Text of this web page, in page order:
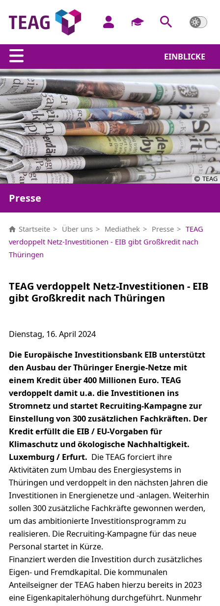
EINBLICKE
TEAG
Presse
Startseite Über uns Mediathek Presse
TEAG
verdoppelt Netz-Investitionen - EIB gibt Großkredit nach
Thüringen
TEAG verdoppelt Netz-Investitionen - EIB
gibt Großkredit nach Thüringen
Dienstag, 16. April 2024
Die Europäische Investitionsbank EIB unterstützt
den Ausbau der Thüringer Energie-Netze mit
einem Kredit über 400 Millionen Euro. TEAG
verdoppelt damit u.a. die Investitionen ins
Stromnetz und startet Recruiting-Kampagne zur
Einstellung von 300 zusätzlichen Fachkräften. Der
Kredit erfüllt die EIB / EU-Vorgaben für
Klimaschutz und ökologische Nachhaltigkeit.
Luxemburg / Erfurt. Die TEAG forciert ihre
Aktivitäten zum Umbau des Energiesystems in
Thüringen und verdoppelt in den nächsten Jahren die
Investitionen in Energienetze und -anlagen. Weiterhin
sollen 300 zusätzliche Fachkräfte gewonnen werden,
um das ambitionierte Investitionsprogramm zu
realisieren. Die Recruiting-Kampagne für das neue
Personal startet in Kürze.
Finanziert werden die Investition durch zusätzliches
Eigen- und Fremdkapital. Die kommunalen
Anteilseigner der TEAG haben hierzu bereits in 2023
eine Eigenkapitalerhöhung durchgeführt. Nunmehr